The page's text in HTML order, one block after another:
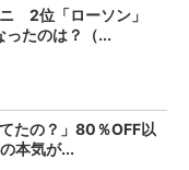
2位「ローソン」
ったのは？（...
たの？」80％OFF以
本気が...